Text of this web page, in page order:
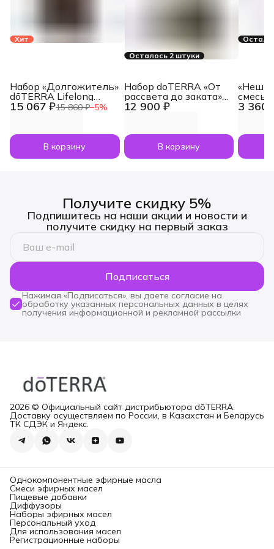
Хит
15 067 ₽15 860 ₽−5%
Набор «Долгожитель»
dōTERRA Lifelong
Vitality Pack, 3x120
В корзину
Осталось 2 штуки
12 900 ₽
Набор doTERRA «От
рассвета до заката»
увлажнитель воздуха
по 5 мл
В корзину
3 360
смесь
Получите скидку 5%
Подпишитесь на наши акции и новости и
получите скидку на первый заказ
Подписаться
Нажимая «Подписаться», вы даете согласие на
обработку указанных персональных данных в целях
получения информационной и рекламной рассылки
2026 © Официальный сайт дистрибьютора dōTERRA.
Доставку осуществляем по России, в Казахстан и Беларусь
ТК СДЭК и Яндекс.
Однокомпонентные эфирные масла
Смеси эфирных масел
Пищевые добавки
Диффузоры
Наборы эфирных масел
Персональный уход
Для использования масел
Регистрационные наборы